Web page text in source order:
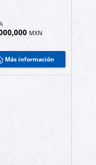
MXN
Más información